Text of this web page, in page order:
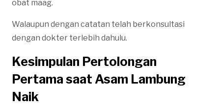
obat maag.
Walaupun dengan catatan telah berkonsultasi
dengan dokter terlebih dahulu.
Kesimpulan Pertolongan
Pertama saat Asam Lambung
Naik